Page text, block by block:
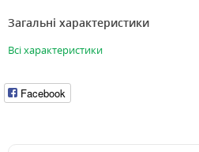
Загальні характеристики
Всі характеристики
Facebook